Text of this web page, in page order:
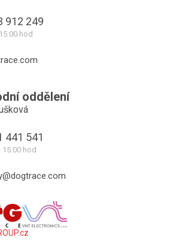
912 249
hod
oddělení
441 541
15:00 hod